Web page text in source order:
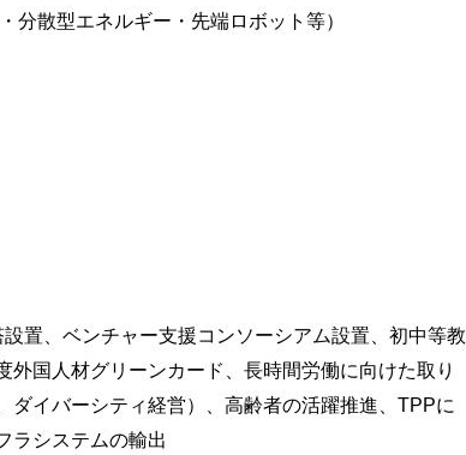
分散型エネルギー・先端ロボット等）
置、ベンチャー支援コンソーシアム設置、初中等教
国人材グリーンカード、長時間労働に向けた取り
ダイバーシティ経営）、高齢者の活躍推進、TPPに
ラシステムの輸出